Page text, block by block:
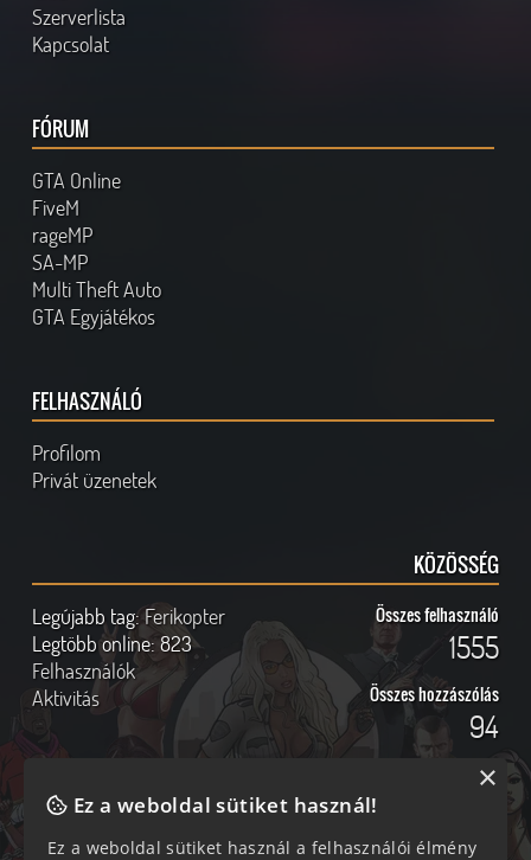
Szerverlista
Kapcsolat
FÓRUM
GTA Online
FiveM
rageMP
SA-MP
Multi Theft Auto
GTA Egyjátékos
FELHASZNÁLÓ
Profilom
Privát üzenetek
KÖZÖSSÉG
Legújabb tag:Ferikopter
Legtöbb online:823
Felhasználók
Aktivitás
Összes felhasználó
1555
Összes hozzászólás
94
Online felhasználók Kövess Minket!
Ez a weboldal sütiket használ!
Ez a weboldal sütiket használ a felhasználói élmény
×